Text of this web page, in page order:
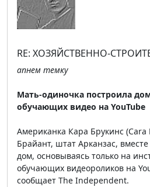
RE: ХОЗЯЙСТВЕННО-
апнем темку
Мать-одиночка построила
обучающих видео на YouTube
Американка Кара Брукинс (Cara
Брайант, штат Арканзас,
дом, основываясь только на
обучающих видеороликов на
сообщает The Independent.